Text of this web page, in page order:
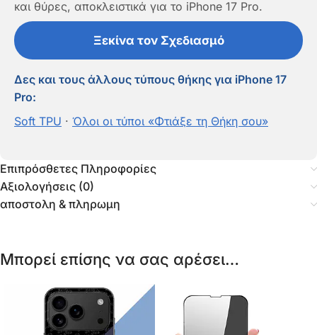
και θύρες, αποκλειστικά για το iPhone 17 Pro.
Ξεκίνα τον Σχεδιασμό
Δες και τους άλλους τύπους θήκης για iPhone 17
Pro:
Soft TPU · Όλοι οι τύποι «Φτιάξε τη Θήκη σου»
Επιπρόσθετες Πληροφορίες
Αξιολογήσεις (0)
αποστολη & πληρωμη
Μπορεί επίσης να σας αρέσει…